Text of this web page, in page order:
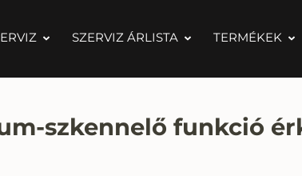
SZERVIZ ÁRLISTA TERMÉKEK
szkennelő funkció